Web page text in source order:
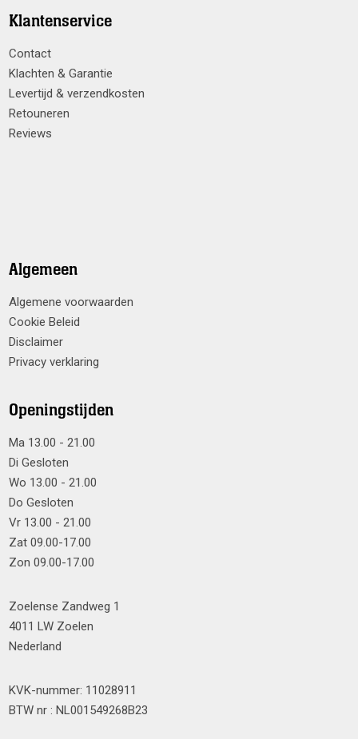
Klantenservice
Contact
Klachten & Garantie
Levertijd & verzendkosten
Retouneren
Reviews
Algemeen
Algemene voorwaarden
Cookie Beleid
Disclaimer
Privacy verklaring
Openingstijden
Ma 13.00 - 21.00
Di Gesloten
Wo 13.00 - 21.00
Do Gesloten
Vr 13.00 - 21.00
Zat 09.00-17.00
Zon 09.00-17.00
Zoelense Zandweg 1
4011 LW Zoelen
Nederland
KVK-nummer: 11028911
BTW nr : NL001549268B23